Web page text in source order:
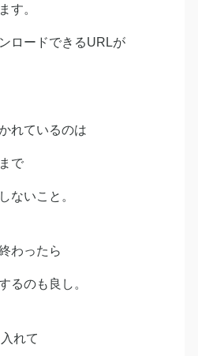
す。
ロードできるURLが
れているのは
で
ないこと。
わったら
るのも良し。
れて